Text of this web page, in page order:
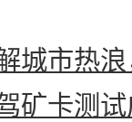
城市热
矿卡测